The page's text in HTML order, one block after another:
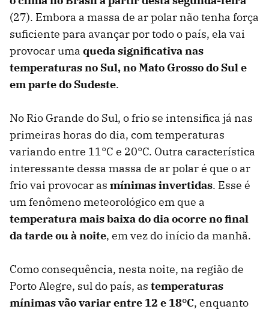
(27). Embora a massa de ar polar não tenha força
suficiente para avançar por todo o país, ela vai
provocar uma queda significativa nas
temperaturas no Sul, no Mato Grosso do Sul e
em parte do Sudeste.
No Rio Grande do Sul, o frio se intensifica já nas
primeiras horas do dia, com temperaturas
variando entre 11°C e 20°C. Outra característica
interessante dessa massa de ar polar é que o ar
frio vai provocar as mínimas invertidas. Esse é
um fenômeno meteorológico em que a
temperatura mais baixa do dia ocorre no final
da tarde ou à noite, em vez do início da manhã.
Como consequência, nesta noite, na região de
Porto Alegre, sul do país, as temperaturas
mínimas vão variar entre 12 e 18°C, enquanto